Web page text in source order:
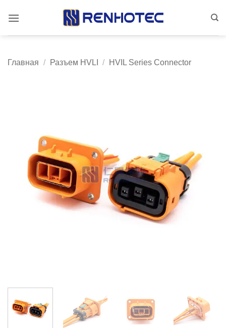
Главная / Разъем HVLI / HVIL Series Connector